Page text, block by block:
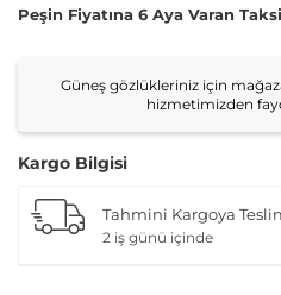
Peşin Fiyatına 6 Aya Varan
Güneş gözlükleriniz için
hizmetimizden
Kargo Bilgisi
Tahmini Kargoya
2 iş günü içinde